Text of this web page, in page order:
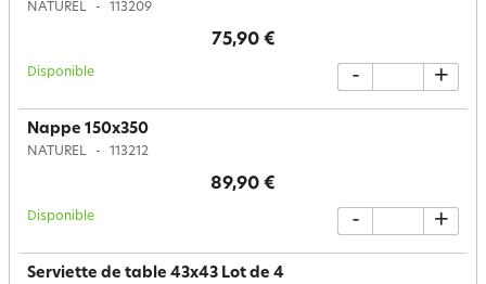
NATUREL 113209
75,90 €
Disponible - +
Nappe 150x350
NATUREL 113212
89,90 €
Disponible - +
Serviette de table 43x43 Lot de 4